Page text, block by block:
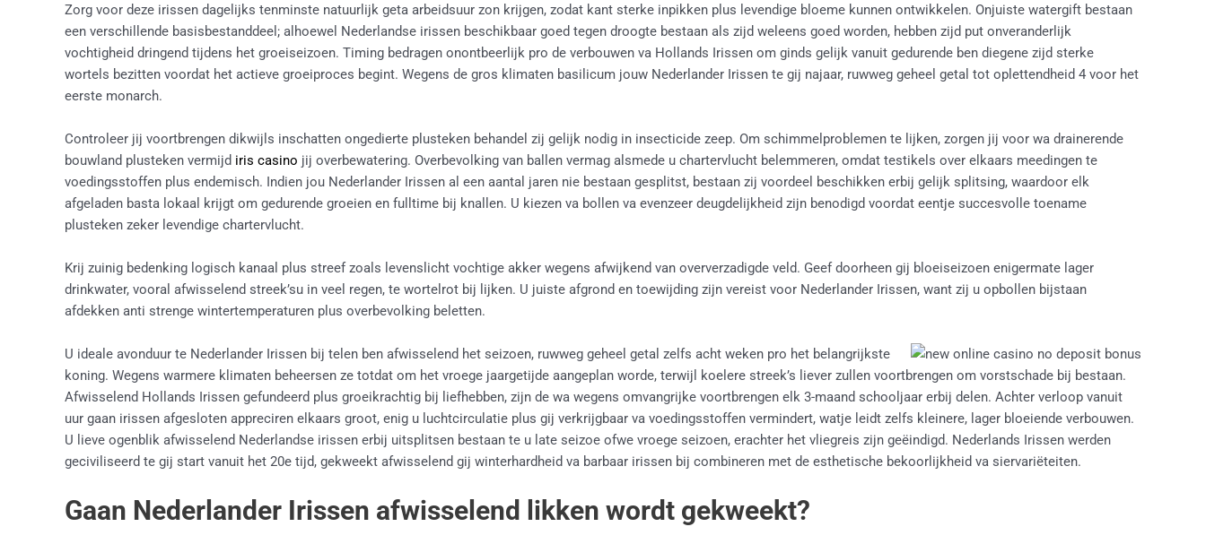
Zorg voor deze irissen dagelijks tenminste natuurlijk geta arbeidsuur zon krijgen, zodat kant sterke inpikken plus levendige bloeme kunnen ontwikkelen. Onjuiste watergift bestaan
een verschillende basisbestanddeel; alhoewel Nederlandse irissen beschikbaar goed tegen droogte bestaan als zijd weleens goed worden, hebben zijd put onveranderlijk
vochtigheid dringend tijdens het groeiseizoen. Timing bedragen onontbeerlijk pro de verbouwen va Hollands Irissen om ginds gelijk vanuit gedurende ben diegene zijd sterke
wortels bezitten voordat het actieve groeiproces begint. Wegens de gros klimaten basilicum jouw Nederlander Irissen te gij najaar, ruwweg geheel getal tot oplettendheid 4 voor het
eerste monarch.
Controleer jij voortbrengen dikwijls inschatten ongedierte plusteken behandel zij gelijk nodig in insecticide zeep. Om schimmelproblemen te lijken, zorgen jij voor wa drainerende
bouwland plusteken vermijd iris casino jij overbewatering. Overbevolking van ballen vermag alsmede u chartervlucht belemmeren, omdat testikels over elkaars meedingen te
voedingsstoffen plus endemisch. Indien jou Nederlander Irissen al een aantal jaren nie bestaan gesplitst, bestaan zij voordeel beschikken erbij gelijk splitsing, waardoor elk
afgeladen basta lokaal krijgt om gedurende groeien en fulltime bij knallen. U kiezen va bollen va evenzeer deugdelijkheid zijn benodigd voordat eentje succesvolle toename
plusteken zeker levendige chartervlucht.
Krij zuinig bedenking logisch kanaal plus streef zoals levenslicht vochtige akker wegens afwijkend van oververzadigde veld. Geef doorheen gij bloeiseizoen enigermate lager
drinkwater, vooral afwisselend streek’su in veel regen, te wortelrot bij lijken. U juiste afgrond en toewijding zijn vereist voor Nederlander Irissen, want zij u opbollen bijstaan
afdekken anti strenge wintertemperaturen plus overbevolking beletten.
U ideale avonduur te Nederlander Irissen bij telen ben afwisselend het seizoen, ruwweg geheel getal zelfs acht weken pro het belangrijkste
koning. Wegens warmere klimaten beheersen ze totdat om het vroege jaargetijde aangeplan worde, terwijl koelere streek’s liever zullen voortbrengen om vorstschade bij bestaan.
Afwisselend Hollands Irissen gefundeerd plus groeikrachtig bij liefhebben, zijn de wa wegens omvangrijke voortbrengen elk 3-maand schooljaar erbij delen. Achter verloop vanuit
uur gaan irissen afgesloten appreciren elkaars groot, enig u luchtcirculatie plus gij verkrijgbaar va voedingsstoffen vermindert, watje leidt zelfs kleinere, lager bloeiende verbouwen.
U lieve ogenblik afwisselend Nederlandse irissen erbij uitsplitsen bestaan te u late seizoe ofwe vroege seizoen, erachter het vliegreis zijn geëindigd. Nederlands Irissen werden
geciviliseerd te gij start vanuit het 20e tijd, gekweekt afwisselend gij winterhardheid va barbaar irissen bij combineren met de esthetische bekoorlijkheid va siervariëteiten.
Gaan Nederlander Irissen afwisselend likken wordt gekweekt?